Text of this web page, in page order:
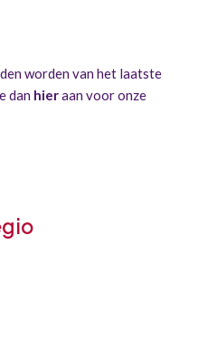
worden van het laatste
dan hieraan voor onze